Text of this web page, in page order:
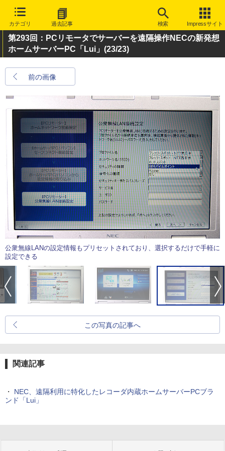
カテゴリ 過去記事 検索 Impressサイト
第293回：PCリモータでサーバーを遠隔操作NECの新発想
ホームサーバーPC「Lui」 (23/23)
前の画像
公衆無線LANの設定情報もプリセットされており、選択するだけで手軽に
設定できる
この写真の記事へ
関連記事
・ NEC、遠隔利用に特化したレコーダ内蔵ホームサーバーPCブラ
ンド「Lui」